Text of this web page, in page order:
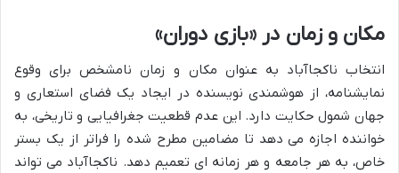
مکان و زمان در «بازی دوران»
انتخاب ناکجاآباد به عنوان مکان و زمان نامشخص برای وقوع
نمایشنامه، از هوشمندی نویسنده در ایجاد یک فضای استعاری و
جهان شمول حکایت دارد. این عدم قطعیت جغرافیایی و تاریخی، به
خواننده اجازه می دهد تا مضامین مطرح شده را فراتر از یک بستر
خاص، به هر جامعه و هر زمانه ای تعمیم دهد. ناکجاآباد می تواند